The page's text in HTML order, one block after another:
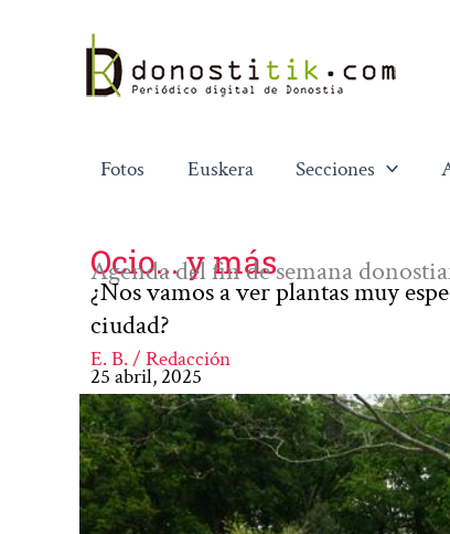
contenido
Fotos Euskera Secciones
Ocio... y más
Agenda del fin de semana
¿Nos vamos a ver plantas muy
ciudad?
E. B. / Redacción
25 abril, 2025